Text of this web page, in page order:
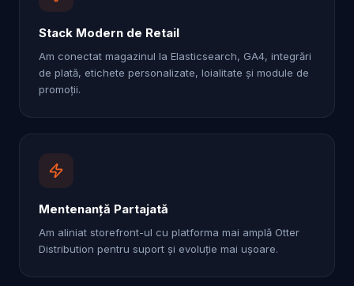
Stack Modern de Retail
Am conectat magazinul la Elasticsearch, GA4, integrări
de plată, etichete personalizate, loialitate și module de
promoții.
Mentenanță Partajată
Am aliniat storefront-ul cu platforma mai amplă Otter
Distribution pentru suport și evoluție mai ușoare.